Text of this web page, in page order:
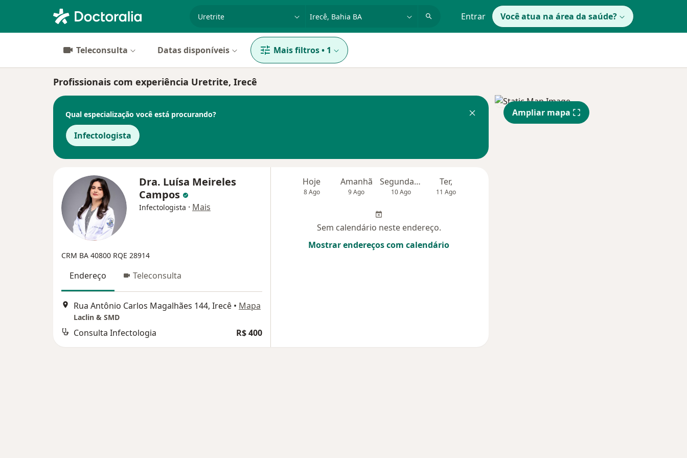
cidade ou região Entrar Você atua na área da saúde?
Teleconsulta Datas disponíveis Mais filtros• 1
Profissionais com experiência Uretrite, Irecê
Qual especialização você está procurando?
Infectologista
Dra. Luísa Meireles
Campos
Infectologista · Mais
CRM BA 40800 RQE 28914
Endereço Teleconsulta
Rua Antônio Carlos Magalhães 144, Irecê • Mapa
Laclin & SMD
Consulta Infectologia R$ 400
Hoje
8 Ago
Amanhã
9 Ago
Segunda-feira
10 Ago
Ter,
11 Ago
Sem calendário neste endereço.
Mostrar endereços com calendário
Ampliar mapa